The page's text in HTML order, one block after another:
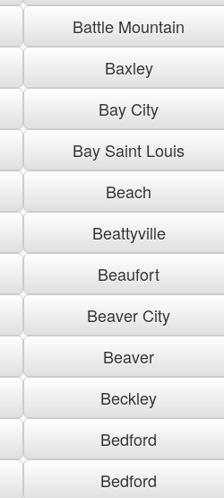
Battle Mountain
Baxley
Bay City
Bay Saint Louis
Beach
Beattyville
Beaufort
Beaver City
Beaver
Beckley
Bedford
Bedford